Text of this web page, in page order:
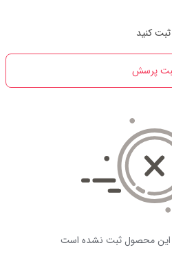
کنید
پرسش
این محصول ثبت نشده است